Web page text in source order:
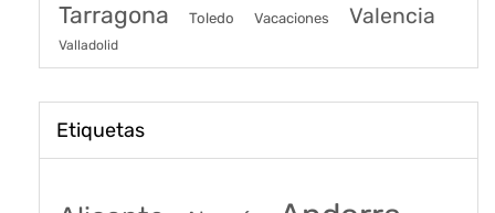
Tarragona Toledo Vacaciones Valencia
Valladolid
Etiquetas